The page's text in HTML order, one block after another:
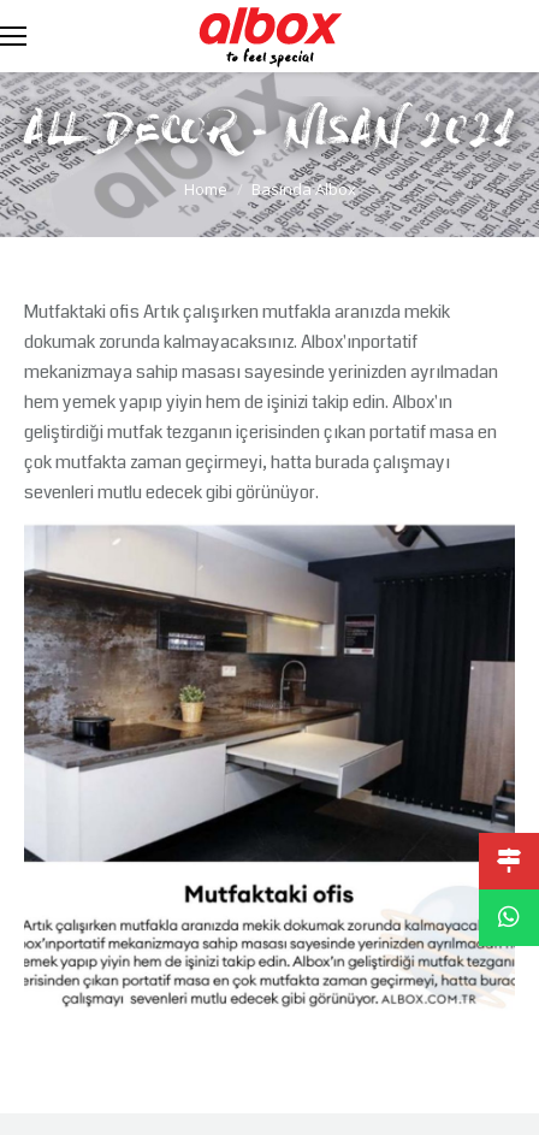
ALL DECOR - NİSAN 2021
You are here: Home Basında Albox
Mutfaktaki ofis Artık çalışırken mutfakla aranızda mekik
dokumak zorunda kalmayacaksınız. Albox'ınportatif
mekanizmaya sahip masası sayesinde yerinizden ayrılmadan
hem yemek yapıp yiyin hem de işinizi takip edin. Albox'ın
geliştirdiği mutfak tezganın içerisinden çıkan portatif masa en
çok mutfakta zaman geçirmeyi, hatta burada çalışmayı
sevenleri mutlu edecek gibi görünüyor.